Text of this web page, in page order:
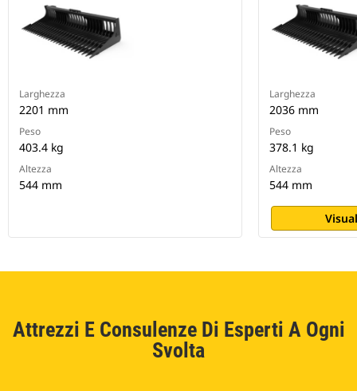
Larghezza
2201 mm
Peso
403.4 kg
Altezza
544 mm
Larghezza
2036 mm
Peso
378.1 kg
Altezza
544 mm
Attrezzi E Consulenze Di Esperti A Ogni
Svolta